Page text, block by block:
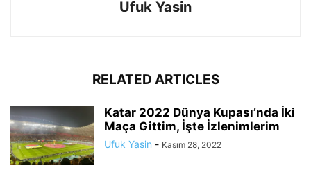
Ufuk Yasin
RELATED ARTICLES
Katar 2022 Dünya Kupası’nda İki
Maça Gittim, İşte İzlenimlerim
Ufuk Yasin - Kasım 28, 2022